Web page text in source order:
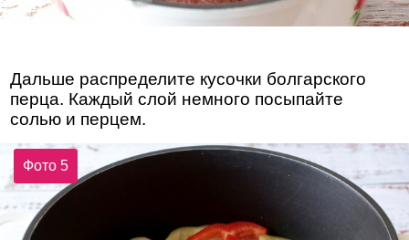
Дальше распределите кусочки болгарского
перца. Каждый слой немного посыпайте
солью и перцем.
Фото 5